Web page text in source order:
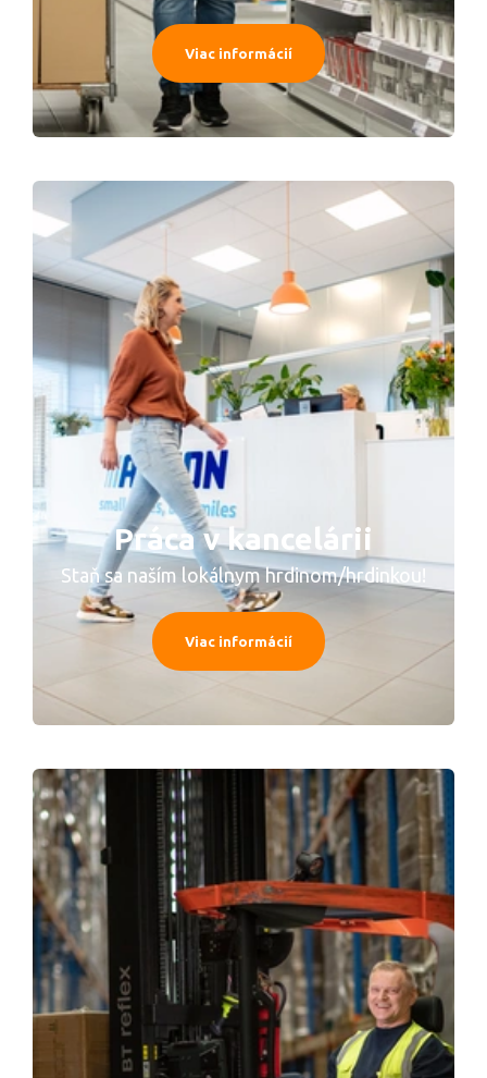
Viac informácií
Práca v kancelárii
Staň sa naším lokálnym hrdinom/hrdinkou!
Viac informácií